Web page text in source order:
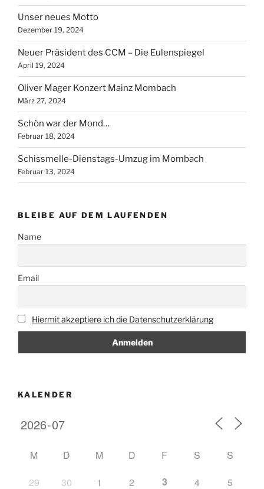
Unser neues Motto
Dezember 19, 2024
Neuer Präsident des CCM – Die Eulenspiegel
April 19, 2024
Oliver Mager Konzert Mainz Mombach
März 27, 2024
Schön war der Mond…
Februar 18, 2024
Schissmelle-Dienstags-Umzug im Mombach
Februar 13, 2024
BLEIBE AUF DEM LAUFENDEN
Name
Email
Hiermit akzeptiere ich die Datenschutzerklärung
KALENDER
M D M D F S
S
29
30 1 2 3 4 5